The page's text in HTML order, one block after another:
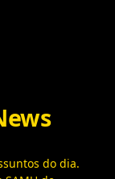
do dia.